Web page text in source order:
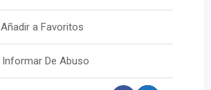
Añadir a Favoritos
Informar De Abuso